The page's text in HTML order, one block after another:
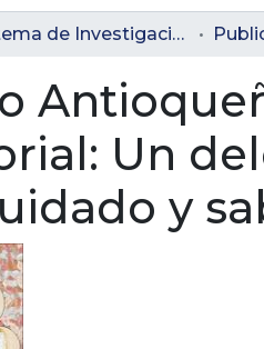
Sistema de Investigación Lasallista
Un
y